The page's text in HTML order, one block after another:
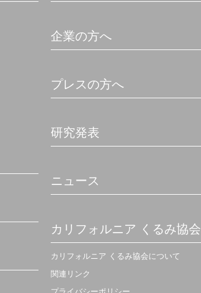
企業の方へ
プレスの方へ
研究発表
ニュース
カリフォルニア くるみ協会
カリフォルニア くるみ協会について
関連リンク